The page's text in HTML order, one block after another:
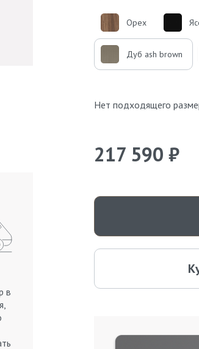
в
Орех
Дуб ash brown
Нет подходящего
217 590 ₽